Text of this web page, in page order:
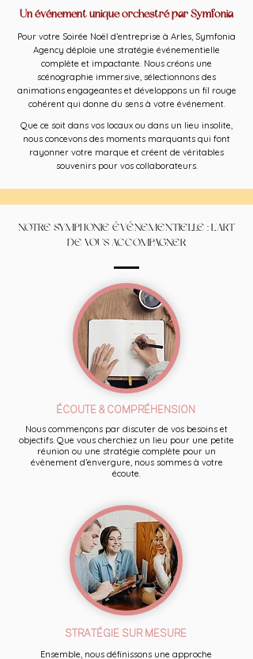
Un événement unique orchestré par Symfonia
Pour votre Soirée Noël d’entreprise à Arles, Symfonia
Agency déploie une stratégie événementielle
complète et impactante. Nous créons une
scénographie immersive, sélectionnons des
animations engageantes et développons un fil rouge
cohérent qui donne du sens à votre événement.
Que ce soit dans vos locaux ou dans un lieu insolite,
nous concevons des moments marquants qui font
rayonner votre marque et créent de véritables
souvenirs pour vos collaborateurs.
NOTRE SYMPHONIE ÉVÉNEMENTIELLE : L'ART
DE VOUS ACCOMPAGNER
ÉCOUTE & COMPRÉHENSION
Nous commençons par discuter de vos besoins et
objectifs. Que vous cherchiez un lieu pour une petite
réunion ou une stratégie complète pour un
évènement d’envergure, nous sommes à votre
écoute.
STRATÉGIE SUR MESURE
Ensemble, nous définissons une approche